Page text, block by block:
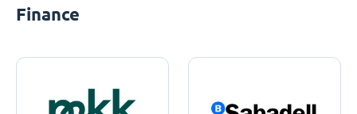
Finance